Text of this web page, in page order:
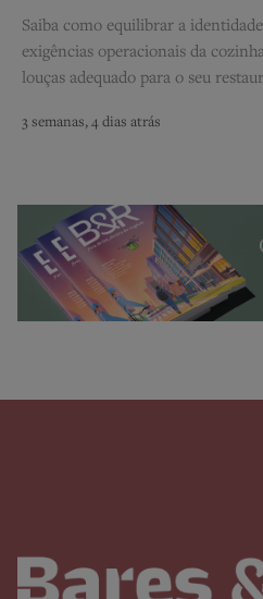
Saiba como equilibrar a
exigências operacionais da
louças adequado para o seu
3 semanas, 4 dias atrás